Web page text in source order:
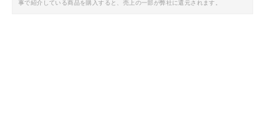
事で紹介している商品を購入すると、売上の一部が弊社に還元されます。